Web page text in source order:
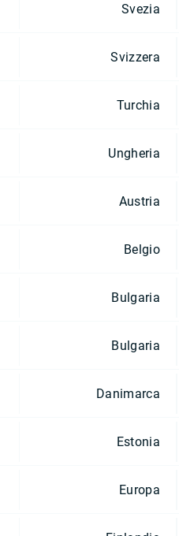
Svezia
Svizzera
Turchia
Ungheria
Austria
Belgio
Bulgaria
Bulgaria
Danimarca
Estonia
Europa